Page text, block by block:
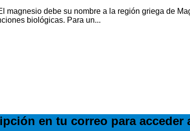
magnesio debe su nombre a la región griega de
biológicas. Para un...
en tu correo para acceder